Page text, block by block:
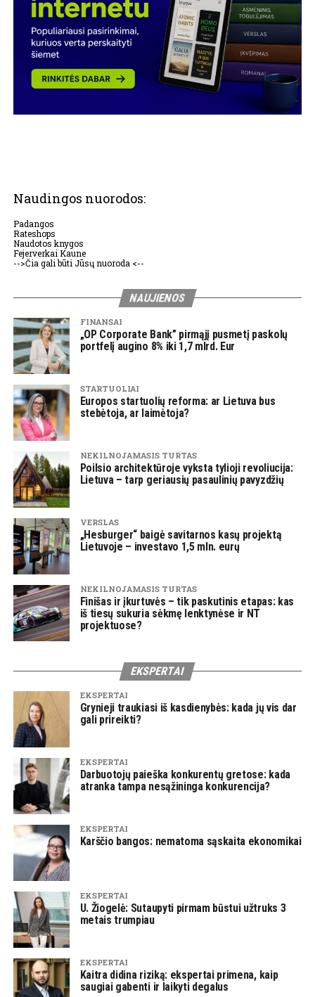
Naudingos nuorodos:
Padangos
Rateshops
Naudotos knygos
Fejerverkai Kaune
-->Čia gali būti Jūsų nuoroda <--
NAUJIENOS
FINANSAI
„OP Corporate Bank” pirmąjį pusmetį paskolų
portfelį augino 8% iki 1,7 mlrd. Eur
STARTUOLIAI
Europos startuolių reforma: ar Lietuva bus
stebėtoja, ar laimėtoja?
NEKILNOJAMASIS TURTAS
Poilsio architektūroje vyksta tylioji revoliucija:
Lietuva – tarp geriausių pasaulinių pavyzdžių
VERSLAS
„Hesburger“ baigė savitarnos kasų projektą
Lietuvoje – investavo 1,5 mln. eurų
NEKILNOJAMASIS TURTAS
Finišas ir įkurtuvės – tik paskutinis etapas: kas
iš tiesų sukuria sėkmę lenktynėse ir NT
projektuose?
EKSPERTAI
EKSPERTAI
Grynieji traukiasi iš kasdienybės: kada jų vis dar
gali prireikti?
EKSPERTAI
Darbuotojų paieška konkurentų gretose: kada
atranka tampa nesąžininga konkurencija?
EKSPERTAI
Karščio bangos: nematoma sąskaita ekonomikai
EKSPERTAI
U. Žiogelė: Sutaupyti pirmam būstui užtruks 3
metais trumpiau
EKSPERTAI
Kaitra didina riziką: ekspertai primena, kaip
saugiai gabenti ir laikyti degalus